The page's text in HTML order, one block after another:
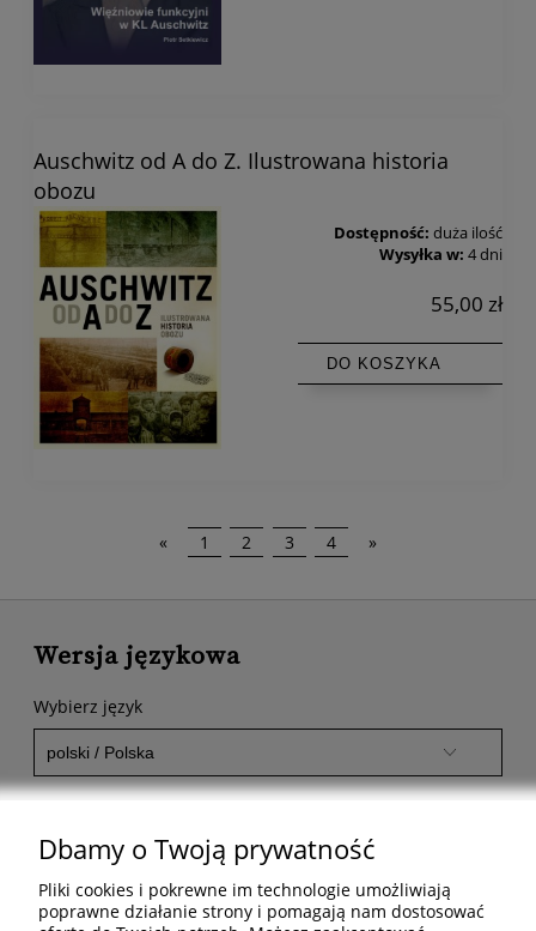
Auschwitz od A do Z. Ilustrowana historia
obozu
Dostępność: duża ilość
Wysyłka w: 4 dni
55,00 zł
DO KOSZYKA
« 1 2 3 4 »
Wersja językowa
Wybierz język
Pomoc
Dbamy o Twoją prywatność
Pliki cookies i pokrewne im technologie umożliwiają
poprawne działanie strony i pomagają nam dostosować